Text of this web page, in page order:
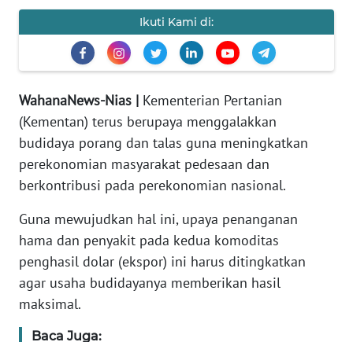
Ikuti Kami di:
WahanaNews-Nias | Kementerian Pertanian
(Kementan) terus berupaya menggalakkan
budidaya porang dan talas guna meningkatkan
perekonomian masyarakat pedesaan dan
berkontribusi pada perekonomian nasional.
Guna mewujudkan hal ini, upaya penanganan
hama dan penyakit pada kedua komoditas
penghasil dolar (ekspor) ini harus ditingkatkan
agar usaha budidayanya memberikan hasil
maksimal.
Baca Juga:
KONTAK
INFO
TENTANG
KAMI
PEDOMAN
MEDIA
SIBER
REDAKSI
KARIR